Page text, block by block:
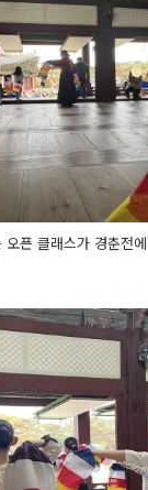
픈 클래스가 경춘전